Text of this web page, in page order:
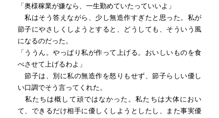
「奥様稼業が嫌なら、一生勤めていたっていいよ」
私はそう答えながら、少し無造作すぎたと思った。私が
節子にやさしくしようとすると、どうしても、そういう風
になるのだった。
「ううん。やっぱり私が作って上げる。おいしいものを食
べさせて上げるわよ」
節子は、別に私の無造作を怒りもせず、節子らしい優し
い口調でそう言ってくれた。
私たちは概して頑ではなかった。私たちは大体におい
て、できるだけ相手に優しくしようとしたし、また事実優